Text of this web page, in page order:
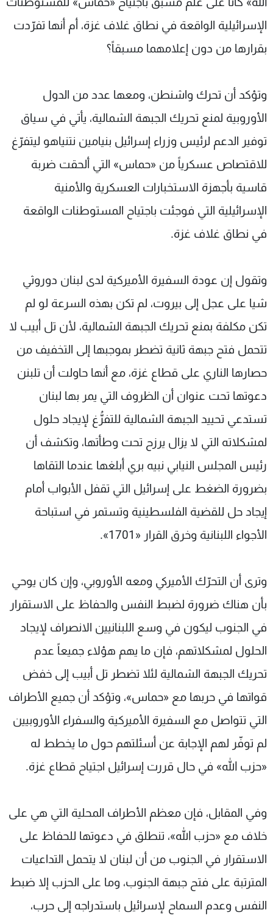
الإسرائيلية الواقعة في نطاق غلاف غزة، أم أنها تفرّدت
بقرارها من دون إعلامهما مسبقاً؟
وتؤكد أن تحرك واشنطن، ومعها عدد من الدول
الأوروبية لمنع تحريك الجبهة الشمالية، يأتي في سياق
توفير الدعم لرئيس وزراء إسرائيل بنيامين نتنياهو ليتفرّغ
للاقتصاص عسكرياً من «حماس» التي ألحقت ضربة
قاسية بأجهزة الاستخبارات العسكرية والأمنية
الإسرائيلية التي فوجئت باجتياح المستوطنات الواقعة
في نطاق غلاف غزة.
وتقول إن عودة السفيرة الأميركية لدى لبنان دوروثي
شيا على عجل إلى بيروت، لم تكن بهذه السرعة لو لم
تكن مكلفة بمنع تحريك الجبهة الشمالية، لأن تل أبيب لا
تتحمل فتح جبهة ثانية تضطر بموجبها إلى التخفيف من
حصارها الناري على قطاع غزة، مع أنها حاولت أن تلبنن
دعوتها تحت عنوان أن الظروف التي يمر بها لبنان
تستدعي تحييد الجبهة الشمالية للتفرُّغ لإيجاد حلول
لمشكلاته التي لا يزال يرزح تحت وطأتها، وتكشف أن
رئيس المجلس النيابي نبيه بري أبلغها عندما التقاها
بضرورة الضغط على إسرائيل التي تقفل الأبواب أمام
إيجاد حل للقضية الفلسطينية وتستمر في استباحة
الأجواء اللبنانية وخرق القرار «1701».
وترى أن التحرّك الأميركي ومعه الأوروبي، وإن كان يوحي
بأن هناك ضرورة لضبط النفس والحفاظ على الاستقرار
في الجنوب ليكون في وسع اللبنانيين الانصراف لإيجاد
الحلول لمشكلاتهم، فإن ما يهم هؤلاء جميعاً عدم
تحريك الجبهة الشمالية لئلا تضطر تل أبيب إلى خفض
قواتها في حربها مع «حماس»، وتؤكد أن جميع الأطراف
التي تتواصل مع السفيرة الأميركية والسفراء الأوروبيين
لم توفّر لهم الإجابة عن أسئلتهم حول ما يخطط له
«حزب الله» في حال قررت إسرائيل اجتياح قطاع غزة.
وفي المقابل، فإن معظم الأطراف المحلية التي هي على
خلاف مع «حزب الله»، تنطلق في دعوتها للحفاظ على
الاستقرار في الجنوب من أن لبنان لا يتحمل التداعيات
المترتبة على فتح جبهة الجنوب، وما على الحزب إلا ضبط
النفس وعدم السماح لإسرائيل باستدراجه إلى حرب،